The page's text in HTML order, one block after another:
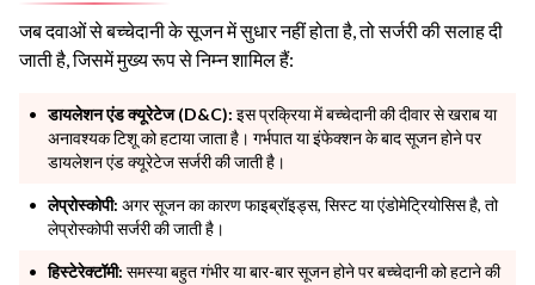
जब दवाओं से बच्चेदानी के सूजन में सुधार नहीं होता है, तो सर्जरी की सलाह दी
जाती है, जिसमें मुख्य रूप से निम्न शामिल हैं:
डायलेशन एंड क्यूरेटेज (D&C): इस प्रक्रिया में बच्चेदानी की दीवार से खराब या
अनावश्यक टिशू को हटाया जाता है। गर्भपात या इंफेक्शन के बाद सूजन होने पर
डायलेशन एंड क्यूरेटेज सर्जरी की जाती है।
लेप्रोस्कोपी: अगर सूजन का कारण फाइब्रॉइड्स, सिस्ट या एंडोमेट्रियोसिस है, तो
लेप्रोस्कोपी सर्जरी की जाती है।
हिस्टेरेक्टॉमी: समस्या बहुत गंभीर या बार-बार सूजन होने पर बच्चेदानी को हटाने की